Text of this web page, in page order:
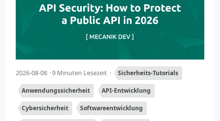
2026-08-08 9 Minuten Lesezeit Sicherheits-Tutorials
Anwendungssicherheit API-Entwicklung
Cybersicherheit Softwareentwicklung